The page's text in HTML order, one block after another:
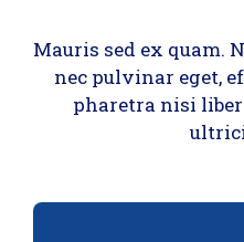
Mauris sed ex quam.
nec pulvinar eget,
pharetra nisi